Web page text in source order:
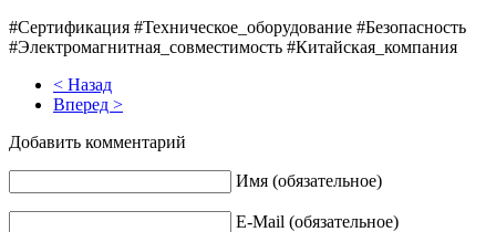
#Сертификация #Техническое_оборудование #Безопасность
#Электромагнитная_совместимость #Китайская_компания
< Назад
Вперед >
Добавить комментарий
Имя (обязательное)
E-Mail (обязательное)